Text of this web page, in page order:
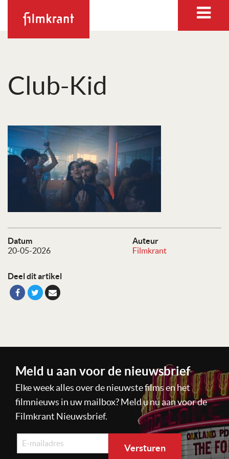
Club-Kid
Datum
20-05-2026
Auteur
Filmkrant
Deel dit artikel
Meld u aan voor de nieuwsbrief
Elke week alles over de nieuwste films en het
filmnieuws in uw mailbox? Meld u nu aan voor de
Filmkrant Nieuwsbrief.